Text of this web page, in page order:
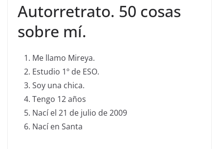
Autorretrato. 50 cosas
sobre mí.
Me llamo Mireya.
Estudio 1º de ESO.
Soy una chica.
Tengo 12 años
Nací el 21 de julio de 2009
Nací en Santa